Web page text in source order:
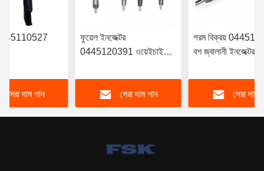
ইনজেক্টর
ইনজেক্টর
সেরা দাম পান
ফুয়েল ইনজেক্টর
0445120391 ওয়েইচাই
612630090055 টেকসই
FSKG
সেরা দাম পান
গরম বিক্রয়
বশ জ্বালানী ইনজেক্টর
A6420701287
সেরা দাম